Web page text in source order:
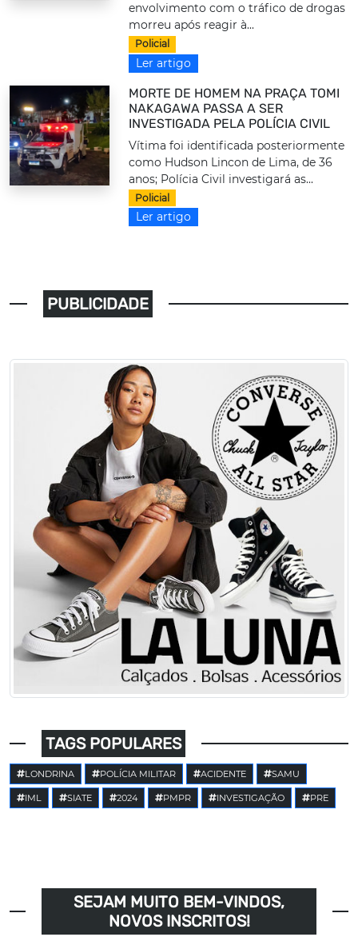
envolvimento com o tráfico de drogas
morreu após reagir à...
Policial
Ler artigo
MORTE DE HOMEM NA PRAÇA TOMI
NAKAGAWA PASSA A SER
INVESTIGADA PELA POLÍCIA CIVIL
Vítima foi identificada posteriormente
como Hudson Lincon de Lima, de 36
anos; Polícia Civil investigará as...
Policial
Ler artigo
PUBLICIDADE
TAGS POPULARES
LONDRINA POLÍCIA MILITAR ACIDENTE SAMU
IML SIATE 2024 PMPR INVESTIGAÇÃO PRE
SEJAM MUITO BEM-VINDOS,
NOVOS INSCRITOS!